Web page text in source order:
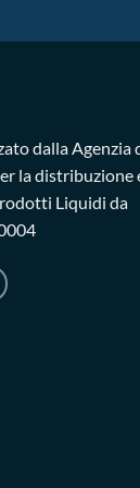
dalla Agenzia
la distribuzione
Liquidi da